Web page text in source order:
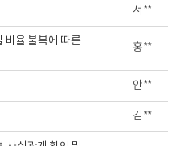
서**
비율 불복에 따른
홍**
안**
김**